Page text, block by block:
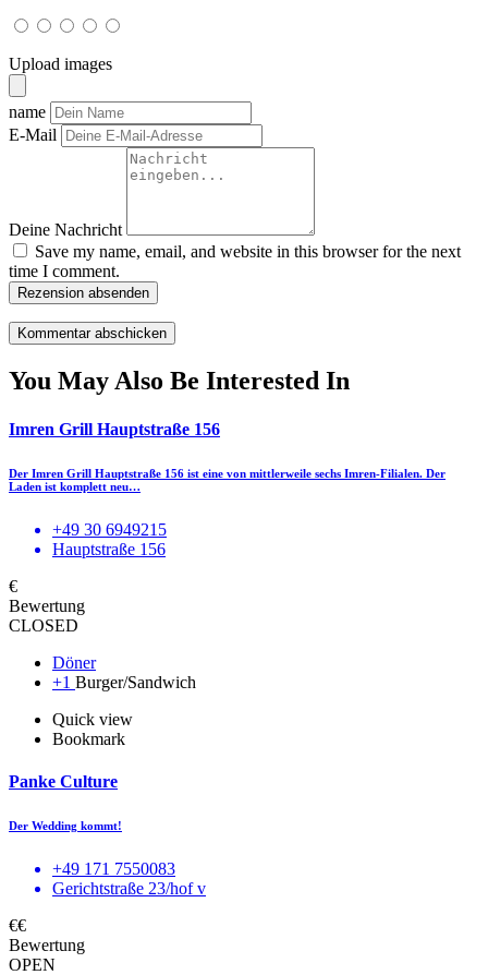
Upload images
name
E-Mail
Deine Nachricht
Save my name, email, and website in this browser for the next
time I comment.
Rezension absenden
You May Also Be Interested In
Imren Grill Hauptstraße 156
Der Imren Grill Hauptstraße 156 ist eine von mittlerweile sechs Imren-Filialen. Der
Laden ist komplett neu…
+49 30 6949215
Hauptstraße 156
€
Bewertung
CLOSED
Döner
+1 Burger/Sandwich
Quick view
Bookmark
Panke Culture
Der Wedding kommt!
+49 171 7550083
Gerichtstraße 23/hof v
€€
Bewertung
OPEN